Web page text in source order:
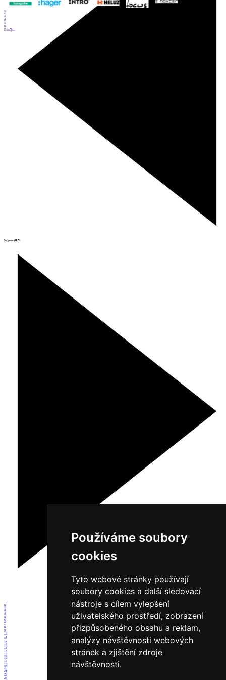
Používáme soubory
cookies
Tyto webové stránky používají
soubory cookies a další sledovací
nástroje s cílem vylepšení
uživatelského prostředí, zobrazení
přizpůsobeného obsahu a reklam,
analýzy návštěvnosti webových
stránek a zjištění zdroje
návštěvnosti.
Srpen 2026
1
2
3
4
5
6
7
8
9
10
11
12
13
14
15
16
17
18
19
20
21
22
23
1
2
3
4
5
6
PrevNext